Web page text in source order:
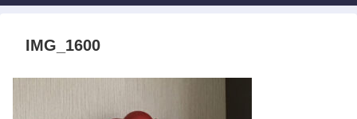
IMG_1600